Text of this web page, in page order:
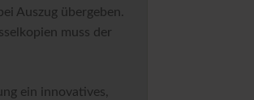
Auszug übergeben.
muss der
ein innovatives,